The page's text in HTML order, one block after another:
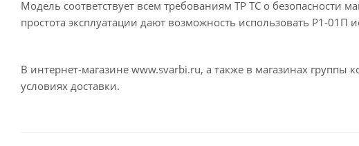
Модель соответствует всем требованиям ТР ТС о
простота эксплуатации дают возможность использовать Р1-01П
В интернет-магазине www.svarbi.ru, а также в магазинах
условиях доставки.